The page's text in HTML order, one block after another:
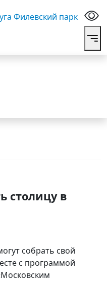
столицу в
собрать свой
с программой